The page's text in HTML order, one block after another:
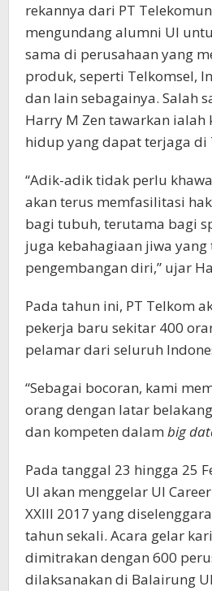
rekannya dari PT
mengundang alumni UI
sama di perusahaan yang
produk, seperti Telkomsel,
dan lain sebagainya. Salah
Harry M Zen tawarkan ialah
hidup yang dapat terjaga di
“Adik-adik tidak perlu
akan terus memfasilitasi
bagi tubuh, terutama bagi
juga kebahagiaan jiwa
pengembangan diri,” ujar
Pada tahun ini, PT Telkom
pekerja baru sekitar 400
pelamar dari seluruh
“Sebagai bocoran, kami
orang dengan latar
dan kompeten dalam big
Pada tanggal 23 hingga 25
UI akan menggelar UI
XXIII 2017 yang
tahun sekali. Acara gelar
dimitrakan dengan 600
dilaksanakan di Balairung